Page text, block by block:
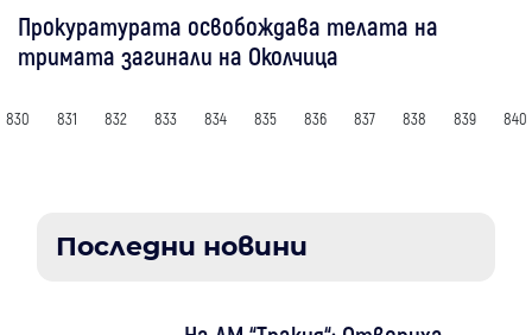
Прокуратурата освобождава телата на
тримата загинали на Околчица
830 831 832 833 834 835 836 837 838 839 840
Последни новини